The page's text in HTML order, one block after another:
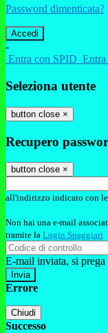
Password dimenticata?
-
Entra con SPID
Seleziona utente
button close ×
Recupero
button close ×
all'indirizzo indicato con
Non hai una e-mail
tramite la Login Spaggiari
E-mail inviata, si
Errore
Chiudi
Successo